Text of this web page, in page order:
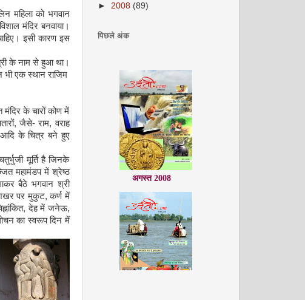
महिला को भगवान
मंदिर बनवाया।
इसी कारण इस
के नाम से हुआ था।
एक स्थान राजिम
मंदिर के चारों कोण में
,जैसे-राम,वराह
आदि के चित्र बने हुए
मूर्ति है जिनके
महामंडप में श्रेष्ठ
बैठे भगवान श्री
पर मुकुट,कर्ण में
,देह में जनेऊ,
का स्वरूप दिन में
► 2008 (89)
पिछले अंक
अगस्त 2008